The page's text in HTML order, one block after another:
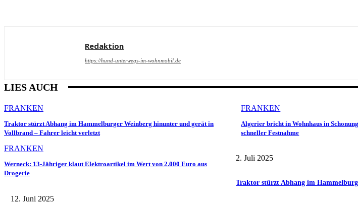
Redaktion
https://hund-unterwegs-im-wohnmobil.de
LIES AUCH
FRANKEN
Traktor stürzt Abhang im Hammelburger Weinberg hinunter und gerät in
Vollbrand – Fahrer leicht verletzt
FRANKEN
Algerier bricht in Wohnhaus in
schneller Festnahme
FRANKEN
Werneck: 13-Jähriger klaut Elektroartikel im Wert von 2.000 Euro aus
Drogerie
2. Juli 2025
Traktor stürzt Abhang im
12. Juni 2025